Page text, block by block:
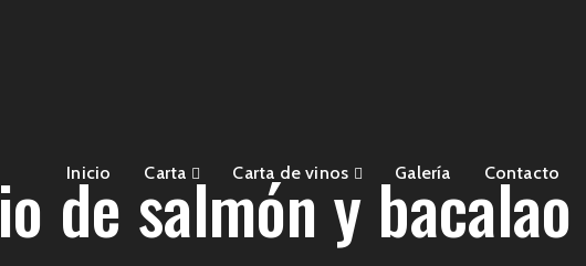
Inicio Carta Carta de vinos Galería Contacto
de salmón y bacalao